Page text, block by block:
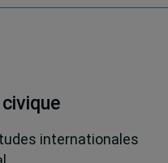
internationales